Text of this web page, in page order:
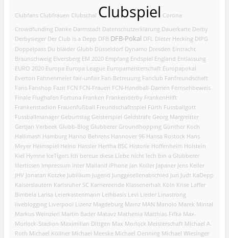
Clubfans Clubfrauen Clubschal Clubspiel Corona
Crowdfunding Danke Darmstadt Datenschutzerklärung Dauerkarte Derby
Derbysieger Der Club is a Depp DFB DFB-Pokal DFL Dieter Hecking DIPG
Doppelpass Du bläider Glubb Düsseldorf Dynamo Dresden Eintracht
Braunschweig Elversberg EM 2020 Empfang Endspiel England Entlassung
EURO 2020 Europa Europa League Europameisterschaft Europapokal
Everton Fahnenmeier fair-unfair Fan-Betreuung Fanclub Fanfreundschaft
Fans Fanshop Fazit FCN FCN-Frauen FCN-Handball-Damen Fernsehbeweis
Finale Flughafen Fortuna Franken Frankenderby FrankenHilft
Frankenstadion Frauenfußball Freundschaftsspiel Fürth Fussballgott
Fussballmanager Geburtstag Geisterspiel Geldstrafe Georg Margreitter
Gertjan Verbeek Glubb-Blog Glubberer Groundhopping Günther Koch
Hallimash Hamburg Hanno Behrens Hannover 96 Hansa Rostock Hans
Meyer Heimspiel Heino Hassler Hertha BSC Historie Hoffenheim Holstein
Kiel Hymne IceTigers Ich bereue diese Liebe nicht Iech bin a Glubberer
Illertissen Impressum Inter Mailand iPhone Jan Koller Japaner Jens Keller
JHV Jonatan Kotzke Jubiläum Jugend Junggesellenabschied Juri Judt KaDepp
Kaiserslautern Karlsruher SC Karriereende Klassenerhalt Köln Krise Laffer
Bimbela Larisa Leierkastenmann Leihbasis Levi Lieder Linastrong
liveblogging Liverpool Lizenz Magdeburg Mainz MAN Manolo Marek Mintal
Markus Weinzierl Martin Bader Matavz Mathenia Matthias Fifka Max-
Morlock-Stadion Maximilian Dittgen Max Morlock Meisterschaft Michael A.
Roth Michael Köllner Michael Meeske Michael Oenning Michael Wiesinger